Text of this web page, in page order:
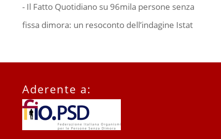
- Il Fatto Quotidianosu 96mila persone senza
fissa dimora: un resoconto dell’indagine Istat
Aderente a: